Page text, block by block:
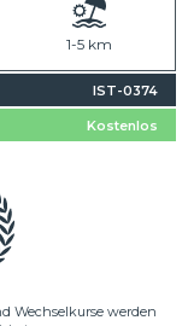
1-5 km
IST-0374
Kostenlos
Wechselkurse werden